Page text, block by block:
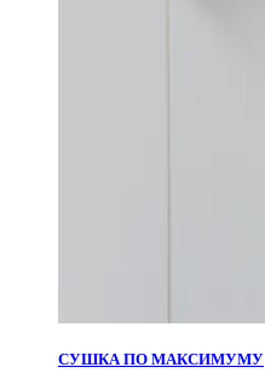
СУШКА ПО МАКСИМУМУ